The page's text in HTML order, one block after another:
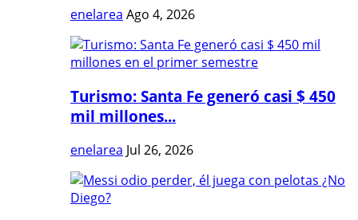
enelarea Ago 4, 2026
Turismo: Santa Fe generó casi $ 450
mil millones...
enelarea Jul 26, 2026